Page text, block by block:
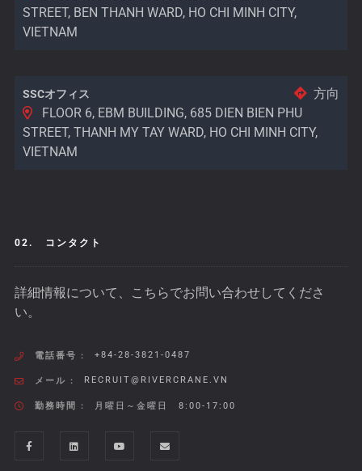
STREET, BEN THANH WARD, HO CHI MINH CITY,
VIETNAM
SSCオフィス
方向
FLOOR 6, EBM BUILDING, 685 DIEN BIEN PHU
STREET, THANH MY TAY WARD, HO CHI MINH CITY,
VIETNAM
02. コンタクト
詳細情報について、こちらでお問い合わせしてくださ
い。
電話番号 : +84-28-3821-0487
メール : RECRUIT@RIVERCRANE.VN
勤務時間 : 月曜日～金曜日 8:00-17:00